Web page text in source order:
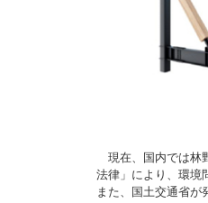
現在、国内では林
法律」により、環境
また、国土交通省が